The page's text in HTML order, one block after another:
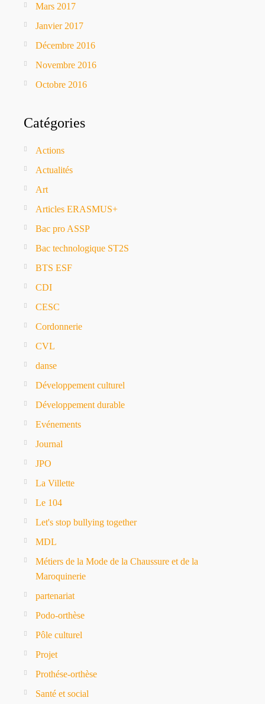
Mars 2017
Janvier 2017
Décembre 2016
Novembre 2016
Octobre 2016
Catégories
Actions
Actualités
Art
Articles ERASMUS+
Bac pro ASSP
Bac technologique ST2S
BTS ESF
CDI
CESC
Cordonnerie
CVL
danse
Développement culturel
Développement durable
Evénements
Journal
JPO
La Villette
Le 104
Let's stop bullying together
MDL
Métiers de la Mode de la Chaussure et de la
Maroquinerie
partenariat
Podo-orthèse
Pôle culturel
Projet
Prothése-orthèse
Santé et social